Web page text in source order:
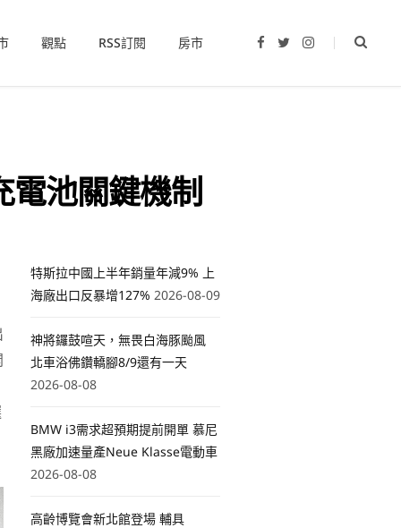
觀點 RSS訂閱 房市
I
電池關鍵機制
特斯拉中國上半年銷量年減9% 上
海廠出口反暴增127% 2026-08-09
神將鑼鼓喧天，無畏白海豚颱風
北車浴佛鑽轎腳8/9還有一天
2026-08-08
BMW i3需求超預期提前開單 慕尼
黑廠加速量產Neue Klasse電動車
2026-08-08
高齡博覽會新北館登場 輔具